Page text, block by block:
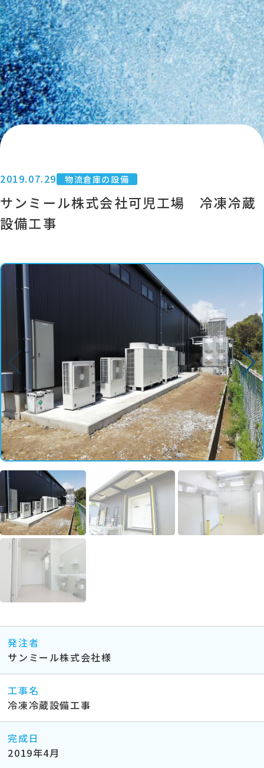
2019.07.29 物流倉庫の設備
サンミール株式会社可児工場 冷凍冷蔵
設備工事
発注者
サンミール株式会社様
工事名
冷凍冷蔵設備工事
完成日
2019年4月